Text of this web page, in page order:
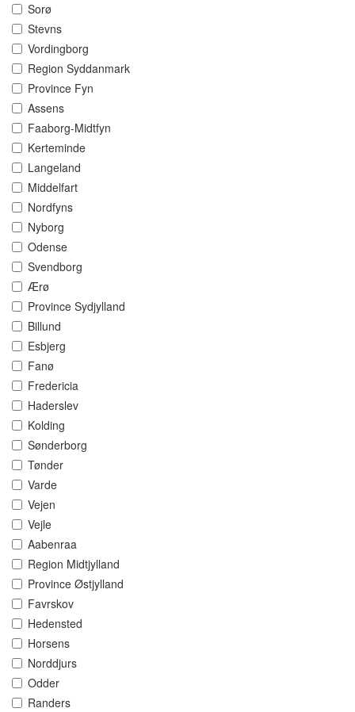
Sorø
Stevns
Vordingborg
Region Syddanmark
Province Fyn
Assens
Faaborg-Midtfyn
Kerteminde
Langeland
Middelfart
Nordfyns
Nyborg
Odense
Svendborg
Ærø
Province Sydjylland
Billund
Esbjerg
Fanø
Fredericia
Haderslev
Kolding
Sønderborg
Tønder
Varde
Vejen
Vejle
Aabenraa
Region Midtjylland
Province Østjylland
Favrskov
Hedensted
Horsens
Norddjurs
Odder
Randers